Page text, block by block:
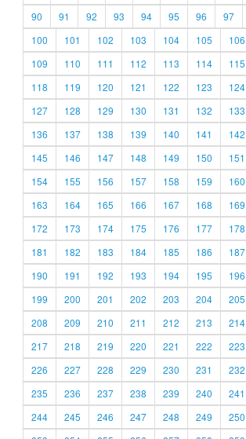
90
91 92 93 94 95 96 97
100
101 102 103 104 105 106
109
110 111 112 113 114 115
118
119 120 121 122 123 124
127
128 129 130 131 132 133
136
137 138 139 140 141 142
145
146 147 148 149 150 151
154
155 156 157 158 159 160
163
164 165 166 167 168 169
172
173 174 175 176 177 178
181
182 183 184 185 186 187
190
191 192 193 194 195 196
199
200 201 202 203 204 205
208
209 210 211 212 213 214
217
218 219 220 221 222 223
226
227 228 229 230 231 232
235
236 237 238 239 240 241
244
245 246 247 248 249 250